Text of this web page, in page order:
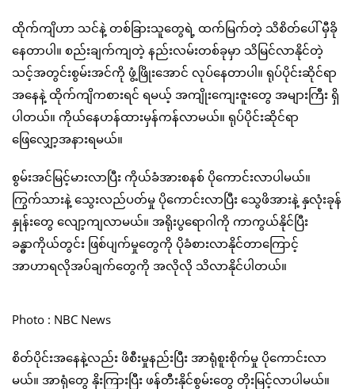
ထိုက်ကျိဟာ သင်နဲ့ တစ်ခြားသူတွေရဲ့ ထက်မြက်တဲ့ သိစိတ်ပေါ် မှီခို
နေတာပါ။ စည်းချက်ကျတဲ့ နည်းလမ်းတစ်ခုမှာ သိမြင်လာနိုင်တဲ့
သင့်အတွင်းစွမ်းအင်ကို ဖွံ့ဖြိုးအောင် လုပ်နေတာပါ။ ရုပ်ပိုင်းဆိုင်ရာ
အနေနဲ့ ထိုက်ကျိကစားရင် ရမယ့် အကျိုးကျေးဇူးတွေ အများကြီး ရှိ
ပါတယ်။ ကိုယ်နေဟန်ထားမှန်ကန်လာမယ်။ ရုပ်ပိုင်းဆိုင်ရာ
ဖြေလျှော့အနားရမယ်။
စွမ်းအင်မြင့်မားလာပြီး ကိုယ်ခံအားစနစ် ပိုကောင်းလာပါမယ်။
ကြွက်သားနဲ့ သွေးလည်ပတ်မှု ပိုကောင်းလာပြီး သွေဖိအားနဲ့ နှလုံးခုန်
နှုန်းတွေ လျော့ကျလာမယ်။ အရိုးပွရောဂါကို ကာကွယ်နိုင်ပြီး
ခန္ဓာကိုယ်တွင်း ဖြစ်ပျက်မှုတွေကို ပိုခံစားလာနိုင်တာကြောင့်
အာဟာရလိုအပ်ချက်တွေကို အလိုလို သိလာနိုင်ပါတယ်။
Photo : NBC News
စိတ်ပိုင်းအနေနဲ့လည်း ဖိစီးမှုနည်းပြီး အာရုံစူးစိုက်မှု ပိုကောင်းလာ
မယ်။ အာရုံတွေ နိုးကြားပြီး ဖန်တီးနိုင်စွမ်းတွေ တိုးမြင့်လာပါမယ်။